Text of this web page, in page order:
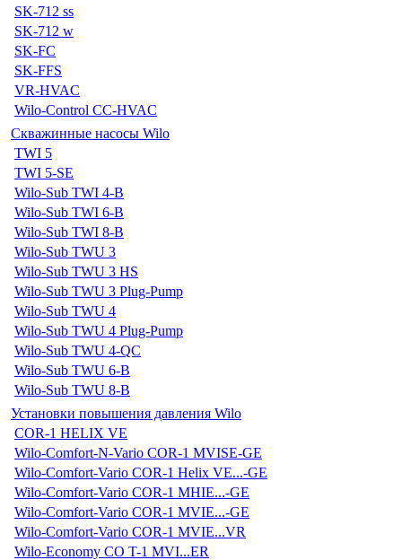
SK-712 ss
SK-712 w
SK-FC
SK-FFS
VR-HVAC
Wilo-Control CC-HVAC
Скважинные насосы Wilo
TWI 5
TWI 5-SE
Wilo-Sub TWI 4-B
Wilo-Sub TWI 6-B
Wilo-Sub TWI 8-B
Wilo-Sub TWU 3
Wilo-Sub TWU 3 HS
Wilo-Sub TWU 3 Plug-Pump
Wilo-Sub TWU 4
Wilo-Sub TWU 4 Plug-Pump
Wilo-Sub TWU 4-QC
Wilo-Sub TWU 6-B
Wilo-Sub TWU 8-B
Установки повышения давления Wilo
COR-1 HELIX VE
Wilo-Comfort-N-Vario COR-1 MVISE-GE
Wilo-Comfort-Vario COR-1 Helix VE...-GE
Wilo-Comfort-Vario COR-1 MHIE...-GE
Wilo-Comfort-Vario COR-1 MVIE...-GE
Wilo-Comfort-Vario COR-1 MVIE...VR
Wilo-Economy CO T-1 MVI...ER